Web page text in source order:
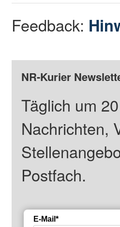
Feedback:
NR-Kurier
Täglich um
Nachrichten,
Postfach.
E-Mail*